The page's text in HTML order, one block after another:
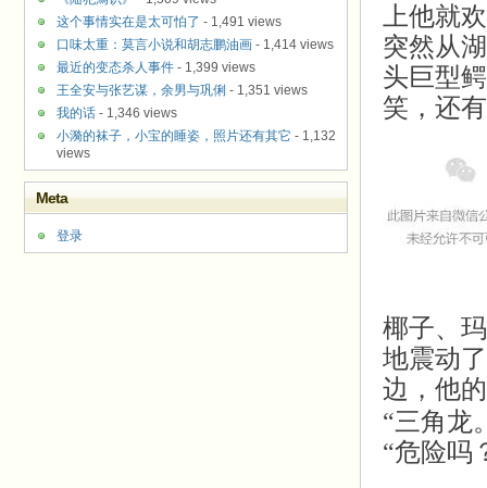
上他就
突然从
头巨型
笑，还
椰子、
地震动
边，他
“三角龙
“危险吗
这个事情实在是太可怕了 - 1,491 views
口味太重：莫言小说和胡志鹏油画 - 1,414 views
最近的变态杀人事件 - 1,399 views
王全安与张艺谋，余男与巩俐 - 1,351 views
我的话 - 1,346 views
小漪的袜子，小宝的睡姿，照片还有其它 - 1,132
views
Meta
登录